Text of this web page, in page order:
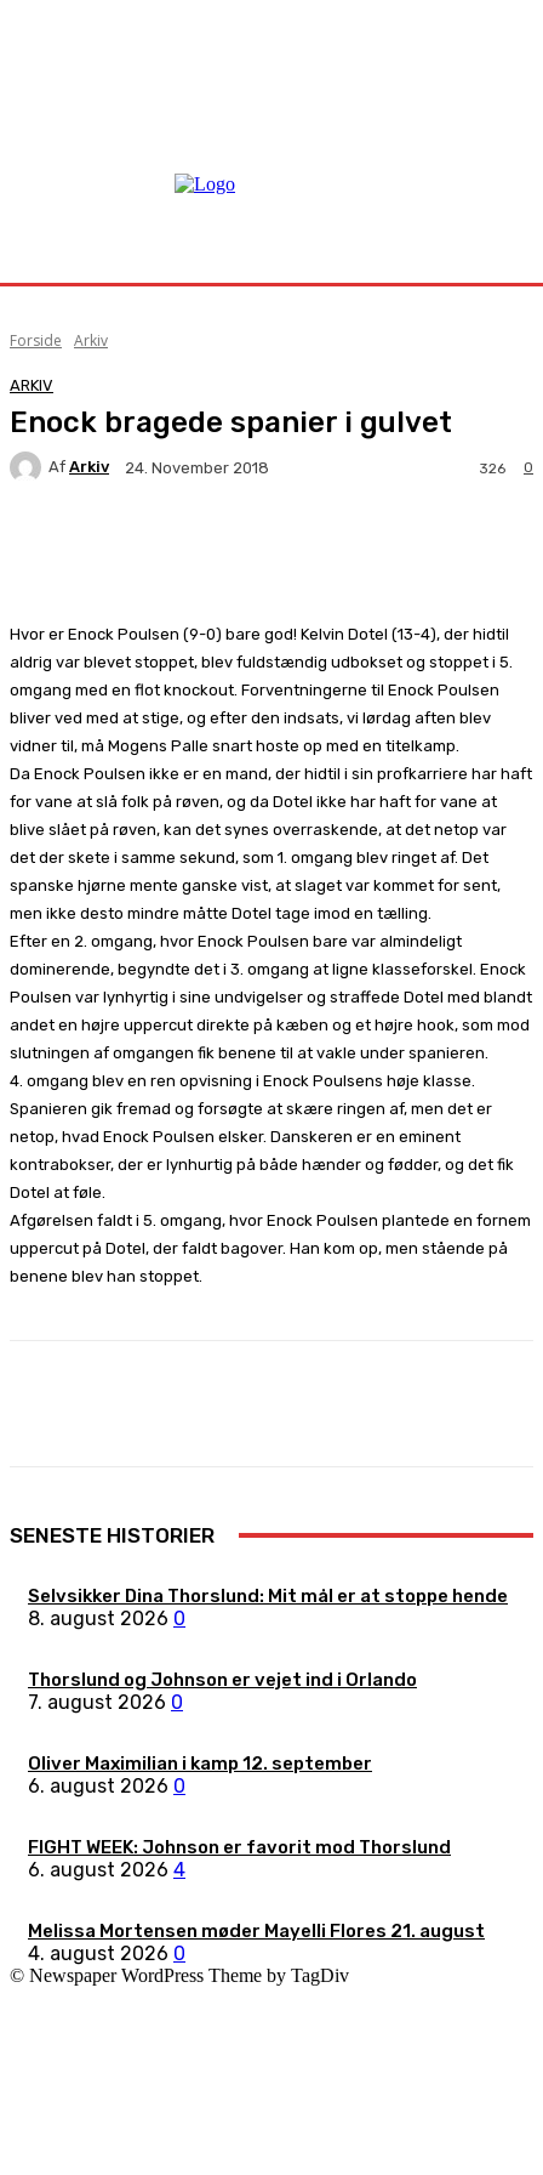
Forside Arkiv
ARKIV
Enock bragede spanier i gulvet
Af Arkiv 24. November 2018 0
326
Hvor er Enock Poulsen (9-0) bare god! Kelvin Dotel (13-4), der hidtil
aldrig var blevet stoppet, blev fuldstændig udbokset og stoppet i 5.
omgang med en flot knockout. Forventningerne til Enock Poulsen
bliver ved med at stige, og efter den indsats, vi lørdag aften blev
vidner til, må Mogens Palle snart hoste op med en titelkamp.
Da Enock Poulsen ikke er en mand, der hidtil i sin profkarriere har haft
for vane at slå folk på røven, og da Dotel ikke har haft for vane at
blive slået på røven, kan det synes overraskende, at det netop var
det der skete i samme sekund, som 1. omgang blev ringet af. Det
spanske hjørne mente ganske vist, at slaget var kommet for sent,
men ikke desto mindre måtte Dotel tage imod en tælling.
Efter en 2. omgang, hvor Enock Poulsen bare var almindeligt
dominerende, begyndte det i 3. omgang at ligne klasseforskel. Enock
Poulsen var lynhyrtig i sine undvigelser og straffede Dotel med blandt
andet en højre uppercut direkte på kæben og et højre hook, som mod
slutningen af omgangen fik benene til at vakle under spanieren.
4. omgang blev en ren opvisning i Enock Poulsens høje klasse.
Spanieren gik fremad og forsøgte at skære ringen af, men det er
netop, hvad Enock Poulsen elsker. Danskeren er en eminent
kontrabokser, der er lynhurtig på både hænder og fødder, og det fik
Dotel at føle.
Afgørelsen faldt i 5. omgang, hvor Enock Poulsen plantede en fornem
uppercut på Dotel, der faldt bagover. Han kom op, men stående på
benene blev han stoppet.
SENESTE HISTORIER
Selvsikker Dina Thorslund: Mit mål er at stoppe hende
8. august 2026 0
Thorslund og Johnson er vejet ind i Orlando
7. august 2026 0
Oliver Maximilian i kamp 12. september
6. august 2026 0
FIGHT WEEK: Johnson er favorit mod Thorslund
6. august 2026 4
Melissa Mortensen møder Mayelli Flores 21. august
4. august 2026 0
© Newspaper WordPress Theme by TagDiv